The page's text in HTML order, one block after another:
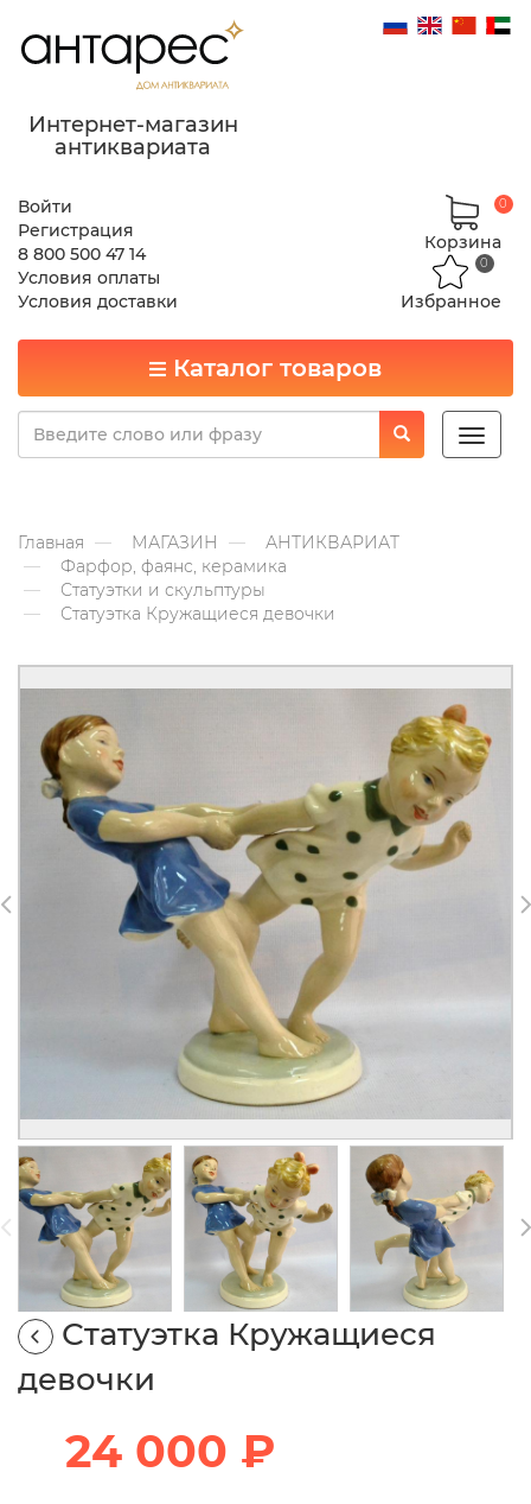
Интернет-магазин
антиквариата
Войти
Регистрация
8 800 500 47 14
Условия оплаты
Условия доставки
Корзина
0
Избранное
0
Каталог товаров
Toggle
Главная МАГАЗИН
АНТИКВАРИАТ
Фарфор, фаянс, керамика
Статуэтки и скульптуры
Статуэтка Кружащиеся девочки
Статуэтка Кружащиеся
девочки
24 000 ₽